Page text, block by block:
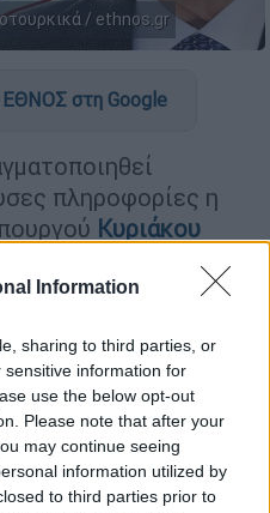
Information
sharing to third parties, or
information for
use the below opt-out
Please note that after your
may continue seeing
information utilized by
to third parties prior to
/ ethnos.gr
στη Google
πληροφορίες η
Κυριάκου
της Τουρκίας
στο περιθώριο της
πληροφορίες η
στις 12 το
να
των υπουργών
καιΧακάν